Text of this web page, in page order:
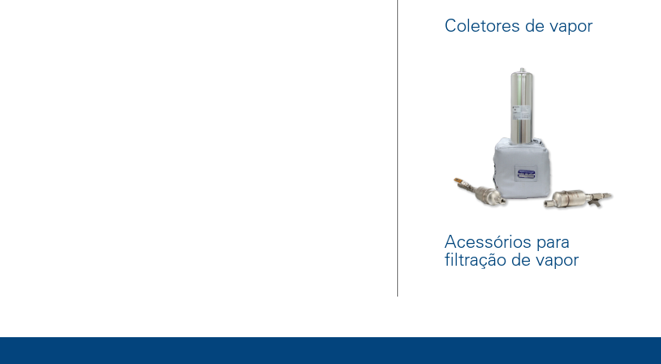
Coletores de vapor
Acessórios para
filtração de vapor